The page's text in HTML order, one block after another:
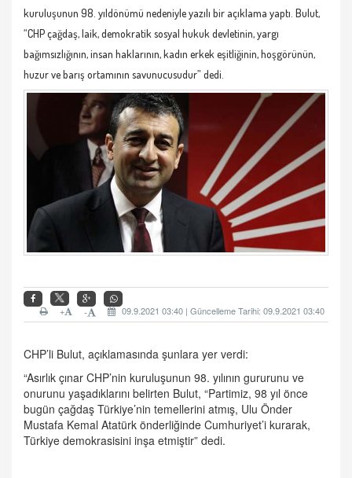
kuruluşunun 98. yıldönümü nedeniyle yazılı bir açıklama yaptı. Bulut,
“CHP çağdaş, laik, demokratik sosyal hukuk devletinin, yargı
bağımsızlığının, insan haklarının, kadın erkek eşitliğinin, hoşgörünün,
huzur ve barış ortamının savunucusudur” dedi.
09.9.2021 03:40 | Güncelleme Tarihi: 09.9.2021 03:40
-
+
CHP’li Bulut, açıklamasında şunlara yer verdi:
“Asırlık çınar CHP’nin kuruluşunun 98. yılının gururunu ve
onurunu yaşadıklarını belirten Bulut, “Partimiz, 98 yıl önce
bugün çağdaş Türkiye’nin temellerini atmış, Ulu Önder
Mustafa Kemal Atatürk önderliğinde Cumhuriyet’i kurarak,
Türkiye demokrasisini inşa etmiştir” dedi.